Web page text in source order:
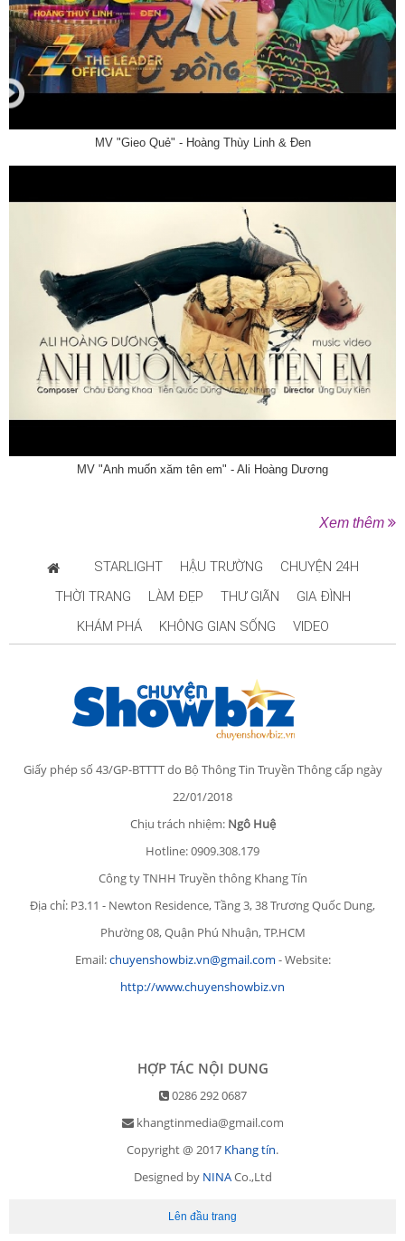
MV "Gieo Quẻ" - Hoàng Thùy Linh & Đen
MV "Anh muốn xăm tên em" - Ali Hoàng Dương
Xem thêm
STARLIGHT HẬU TRƯỜNG
CHUYỆN 24H
THỜI TRANG
LÀM ĐẸP THƯ GIÃN
GIA ĐÌNH
KHÁM PHÁ
KHÔNG GIAN SỐNG VIDEO
Giấy phép số 43/GP-BTTTT do Bộ Thông Tin Truyền Thông cấp ngày
22/01/2018
Chịu trách nhiệm: Ngô Huệ
Hotline: 0909.308.179
Công ty TNHH Truyền thông Khang Tín
Địa chỉ: P3.11 - Newton Residence, Tầng 3, 38 Trương Quốc Dung,
Phường 08, Quận Phú Nhuận, TP.HCM
Email:chuyenshowbiz.vn@gmail.com - Website:
http://www.chuyenshowbiz.vn
HỢP TÁC NỘI DUNG
0286 292 0687
khangtinmedia@gmail.com
Copyright @ 2017 Khang tín.
Designed by NINACo.,Ltd
Lên đầu trang